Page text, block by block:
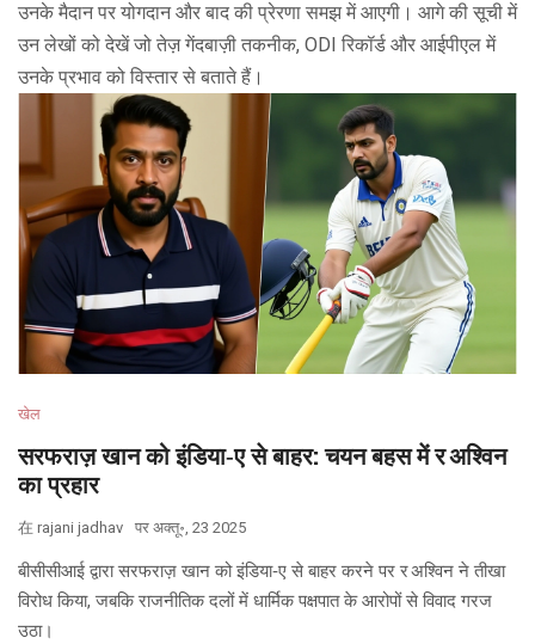
उनके मैदान पर योगदान और बाद की प्रेरणा समझ में आएगी। आगे की सूची में
उन लेखों को देखें जो तेज़ गेंदबाज़ी तकनीक, ODI रिकॉर्ड और आईपीएल में
उनके प्रभाव को विस्तार से बताते हैं।
खेल
सरफराज़ खान को इंडिया‑ए से बाहर: चयन बहस में र अश्विन
का प्रहार
在 rajani jadhav पर अक्तू॰, 23 2025
बीसीसीआई द्वारा सरफराज़ खान को इंडिया‑ए से बाहर करने पर र अश्विन ने तीखा
विरोध किया, जबकि राजनीतिक दलों में धार्मिक पक्षपात के आरोपों से विवाद गरज
उठा।